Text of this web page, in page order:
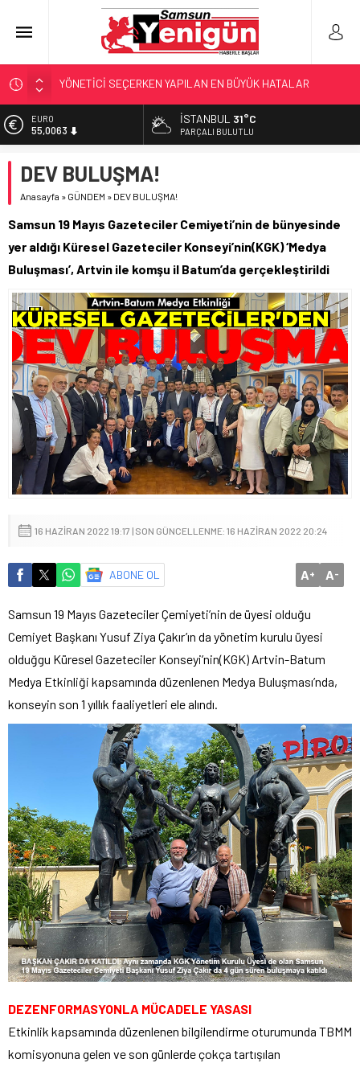
GERİ SAYIM BAŞLADI
SAMSUNSPOR’DA HEDEF 5’İNCİLİK!
‘BAFRA’YA YATIRIM YAPIN!’
YÖNETİCİ SEÇERKEN YAPILAN EN BÜYÜK HATALAR
EURO
55,0063
6.543,59
BİST
47,7010
İSTANBUL 31°C
PARÇALI BULUTLU
DEV BULUŞMA!
Anasayfa » GÜNDEM » DEV BULUŞMA!
Samsun 19 Mayıs Gazeteciler Cemiyeti’nin de bünyesinde
yer aldığı Küresel Gazeteciler Konseyi’nin(KGK) ‘Medya
Buluşması’, Artvin ile komşu il Batum’da gerçekleştirildi
16 HAZIRAN 2022 19:17 | SON GÜNCELLENME: 16 HAZIRAN 2022 20:24
ABONE OL A+ A-
Samsun 19 Mayıs Gazeteciler Çemiyeti’nin de üyesi olduğu
Cemiyet Başkanı Yusuf Ziya Çakır’ın da yönetim kurulu üyesi
olduğgu Küresel Gazeteciler Konseyi’nin(KGK) Artvin-Batum
Medya Etkinliği kapsamında düzenlenen Medya Buluşması’nda,
konseyin son 1 yıllık faaliyetleri ele alındı.
DEZENFORMASYONLA MÜCADELE YASASI
Etkinlik kapsamında düzenlenen bilgilendirme oturumunda TBMM
komisyonuna gelen ve son günlerde çokça tartışılan